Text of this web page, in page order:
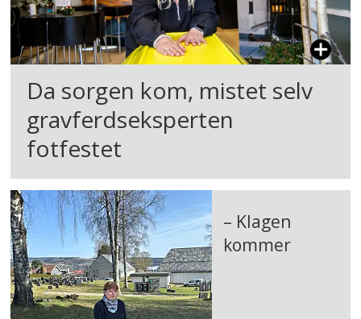
Da sorgen kom, mistet selv
gravferdseksperten
fotfestet
– Klagen
kommer